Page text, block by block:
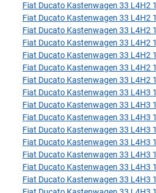
Fiat Ducato Kastenwagen 33 L4H2
Fiat Ducato Kastenwagen 33 L4H2
Fiat Ducato Kastenwagen 33 L4H2
Fiat Ducato Kastenwagen 33 L4H2
Fiat Ducato Kastenwagen 33 L4H2
Fiat Ducato Kastenwagen 33 L4H2
Fiat Ducato Kastenwagen 33 L4H2
Fiat Ducato Kastenwagen 33 L4H3
Fiat Ducato Kastenwagen 33 L4H3
Fiat Ducato Kastenwagen 33 L4H3
Fiat Ducato Kastenwagen 33 L4H3
Fiat Ducato Kastenwagen 33 L4H3
Fiat Ducato Kastenwagen 33 L4H3
Fiat Ducato Kastenwagen 33 L4H3
Fiat Ducato Kastenwagen 33 L4H3